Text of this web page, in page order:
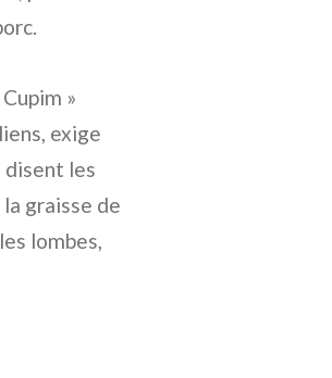
»
exige
disent les
graisse de
lombes,